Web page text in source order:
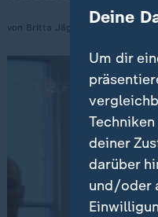
von Britta Jäger Deine
Um dir
deiner
darüber
und/oder